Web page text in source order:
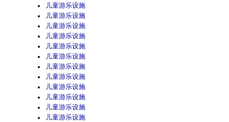
儿童游乐设施
儿童游乐设施
儿童游乐设施
儿童游乐设施
儿童游乐设施
儿童游乐设施
儿童游乐设施
儿童游乐设施
儿童游乐设施
儿童游乐设施
儿童游乐设施
儿童游乐设施